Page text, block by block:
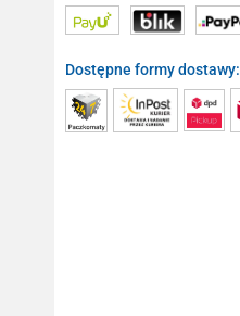
Dostępne formy dostawy: